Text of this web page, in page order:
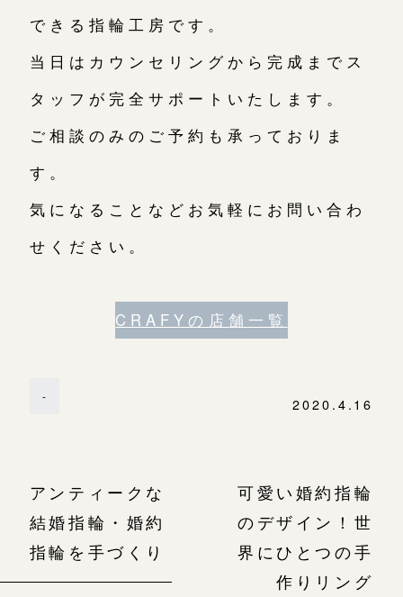
できる指輪工房です。
当日はカウンセリングから完成までス
タッフが完全サポートいたします。
ご相談のみのご予約も承っておりま
す。
気になることなどお気軽にお問い合わ
せください。
CRAFYの店舗一覧
- 2020.4.16
アンティークな
結婚指輪・婚約
指輪を手づくり
可愛い婚約指輪
のデザイン！世
界にひとつの手
作りリング